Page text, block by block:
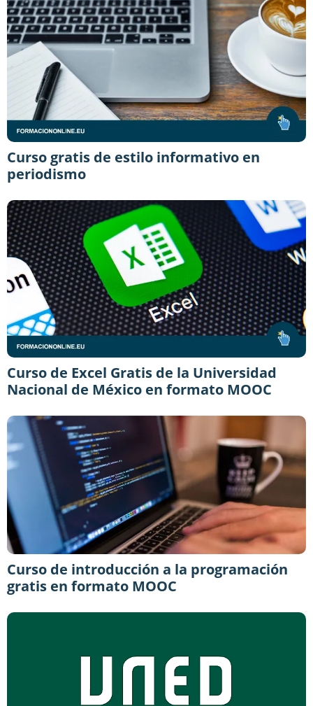
Curso gratis de estilo informativo en
periodismo
Curso de Excel Gratis de la Universidad
Nacional de México en formato MOOC
Curso de introducción a la programación
gratis en formato MOOC